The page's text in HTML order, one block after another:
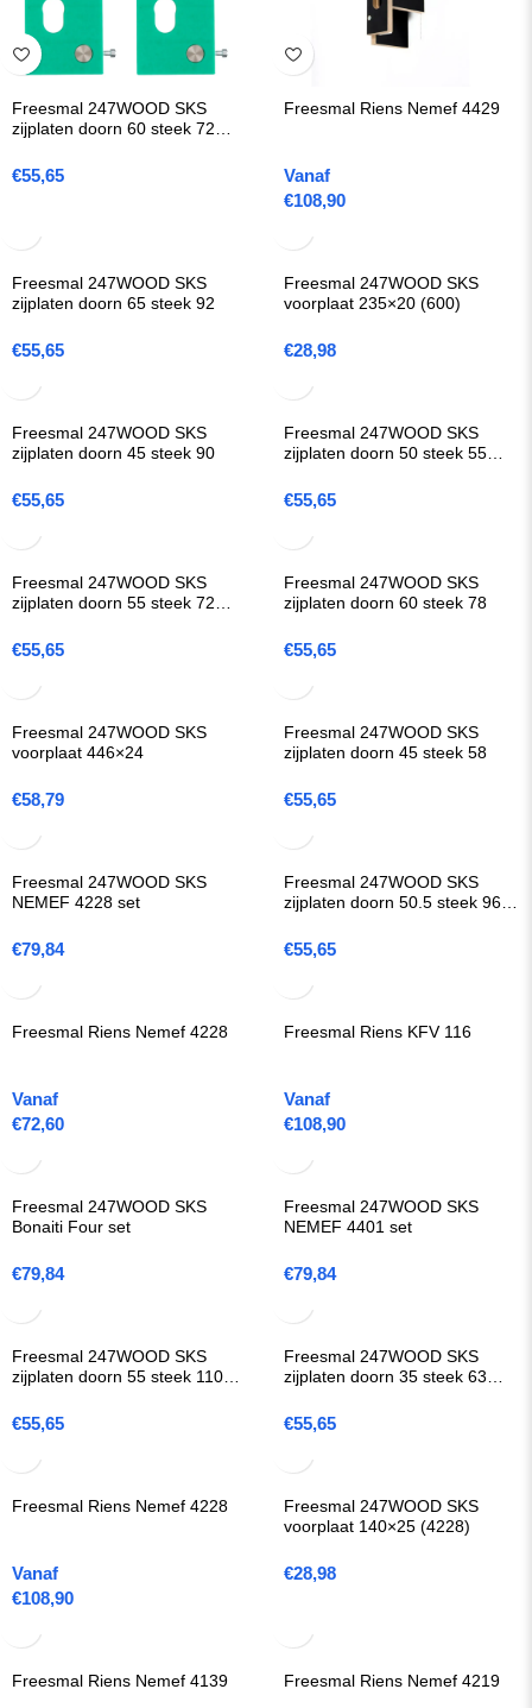
Freesmal 247WOOD SKS
zijplaten doorn 60 steek 72
€55,65
Freesmal Riens Nemef 4429
Vanaf
€108,90
Freesmal 247WOOD SKS
zijplaten doorn 65 steek 92
€55,65
Freesmal 247WOOD SKS
voorplaat 235×20 (600)
€28,98
Freesmal 247WOOD SKS
zijplaten doorn 45 steek 90
€55,65
Freesmal 247WOOD SKS
zijplaten doorn 50 steek 55
€55,65
Freesmal 247WOOD SKS
zijplaten doorn 55 steek 72
€55,65
Freesmal 247WOOD SKS
zijplaten doorn 60 steek 78
€55,65
Freesmal 247WOOD SKS
voorplaat 446×24
€58,79
Freesmal 247WOOD SKS
zijplaten doorn 45 steek 58
€55,65
Freesmal 247WOOD SKS
NEMEF 4228 set
€79,84
Freesmal 247WOOD SKS
zijplaten doorn 50.5 steek 96
€55,65
Freesmal Riens Nemef 4228
Vanaf
€72,60
Freesmal Riens KFV 116
Vanaf
€108,90
Freesmal 247WOOD SKS
Bonaiti Four set
€79,84
Freesmal 247WOOD SKS
NEMEF 4401 set
€79,84
Freesmal 247WOOD SKS
zijplaten doorn 55 steek 110
€55,65
Freesmal 247WOOD SKS
zijplaten doorn 35 steek 63
€55,65
Freesmal Riens Nemef 4228
Vanaf
€108,90
Freesmal 247WOOD SKS
voorplaat 140×25 (4228)
€28,98
Freesmal Riens Nemef 4139 Freesmal Riens Nemef 4219